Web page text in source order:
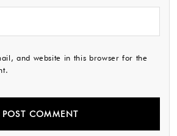
and website in this browser for the